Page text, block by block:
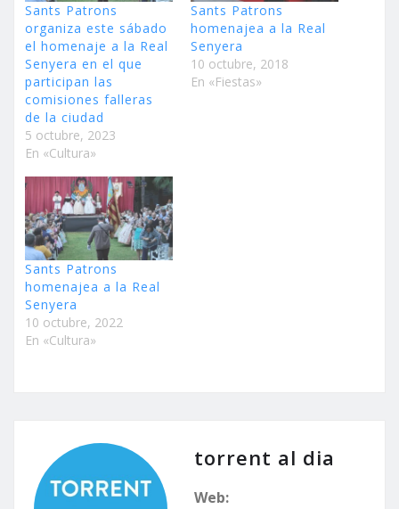
Sants Patrons
organiza este sábado
el homenaje a la Real
Senyera en el que
participan las
comisiones falleras
de la ciudad
5 octubre, 2023
En «Cultura»
Sants Patrons
homenajea a la Real
Senyera
10 octubre, 2018
En «Fiestas»
Sants Patrons
homenajea a la Real
Senyera
10 octubre, 2022
En «Cultura»
torrent al dia
Web: